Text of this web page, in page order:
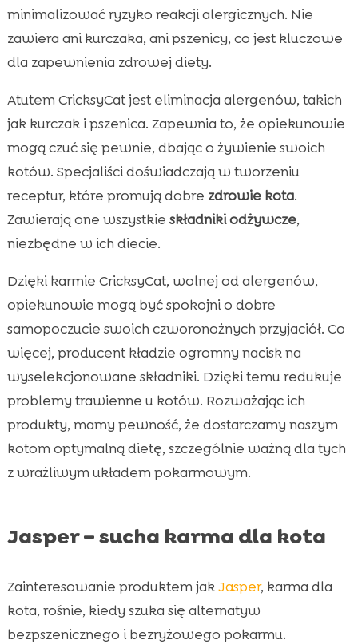
minimalizować ryzyko reakcji alergicznych. Nie
zawiera ani kurczaka, ani pszenicy, co jest kluczowe
dla zapewnienia zdrowej diety.
Atutem CricksyCat jest eliminacja alergenów, takich
jak kurczak i pszenica. Zapewnia to, że opiekunowie
mogą czuć się pewnie, dbając o żywienie swoich
kotów. Specjaliści doświadczają w tworzeniu
receptur, które promują dobre zdrowie kota.
Zawierają one wszystkie składniki odżywcze,
niezbędne w ich diecie.
Dzięki karmie CricksyCat, wolnej od alergenów,
opiekunowie mogą być spokojni o dobre
samopoczucie swoich czworonożnych przyjaciół. Co
więcej, producent kładzie ogromny nacisk na
wyselekcjonowane składniki. Dzięki temu redukuje
problemy trawienne u kotów. Rozważając ich
produkty, mamy pewność, że dostarczamy naszym
kotom optymalną dietę, szczególnie ważną dla tych
z wrażliwym układem pokarmowym.
Jasper – sucha karma dla kota
Zainteresowanie produktem jakJasper, karma dla
kota, rośnie, kiedy szuka się alternatyw
bezpszenicznego i bezryżowego pokarmu.